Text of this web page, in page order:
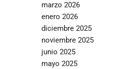
marzo 2026
enero 2026
diciembre 2025
noviembre 2025
junio 2025
mayo 2025